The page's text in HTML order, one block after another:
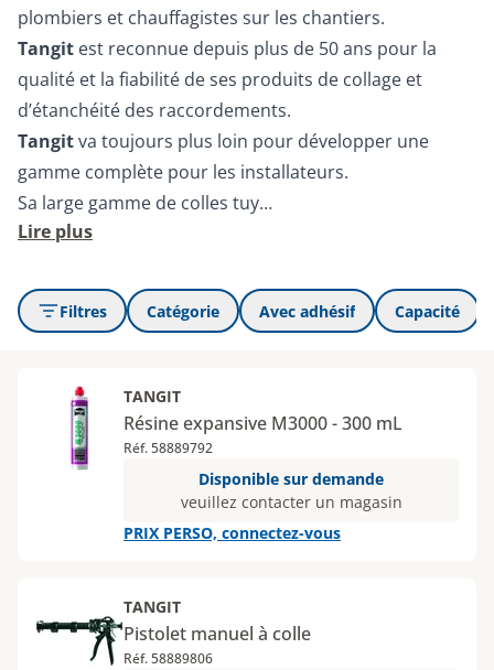
plombiers et chauffagistes sur les chantiers.
Tangit est reconnue depuis plus de 50 ans pour la
qualité et la fiabilité de ses produits de collage et
d’étanchéité des raccordements.
Tangitva toujours plus loin pour développer une
gamme complète pour les installateurs.
Sa large gamme de colles tuy…
Lire plus
Filtres Catégorie Avec adhésif Capacité
TANGIT
Résine expansive M3000 - 300 mL
Réf. 58889792
Disponible sur demande
veuillez contacter un magasin
PRIX PERSO, connectez-vous
TANGIT
Pistolet manuel à colle
Réf. 58889806